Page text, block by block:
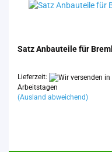
Satz An­bau­tei­le für
Lieferzeit:
Arbeitstagen
(Ausland abweichend)